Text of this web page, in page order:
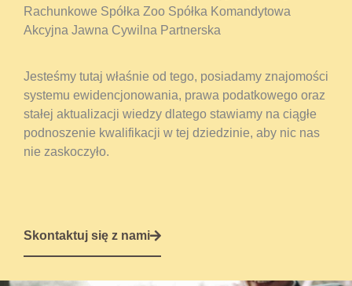
Rachunkowe Spółka Zoo Spółka Komandytowa
Akcyjna Jawna Cywilna Partnerska
Jesteśmy tutaj właśnie od tego, posiadamy znajomości
systemu ewidencjonowania, prawa podatkowego oraz
stałej aktualizacji wiedzy dlatego stawiamy na ciągłe
podnoszenie kwalifikacji w tej dziedzinie, aby nic nas
nie zaskoczyło.
Skontaktuj się z nami